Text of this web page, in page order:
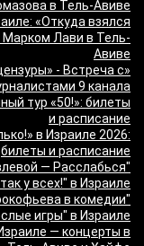
в Тель-Авиве
«Откуда взялся
Лави в Тель-
Авиве
- Встреча с
9 канала
тур «50!»: билеты
и расписание
в Израиле 2026:
билеты и расписание
— Расслабься
так у всех!" в Израиле
в комедии
игры" в Израиле
Израиле — концерты в